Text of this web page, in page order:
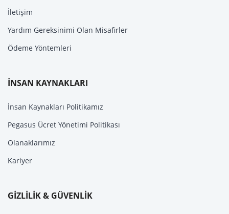
İletişim
Yardım Gereksinimi Olan Misafirler
Ödeme Yöntemleri
İNSAN KAYNAKLARI
İnsan Kaynakları Politikamız
Pegasus Ücret Yönetimi Politikası
Olanaklarımız
Kariyer
GİZLİLİK & GÜVENLİK